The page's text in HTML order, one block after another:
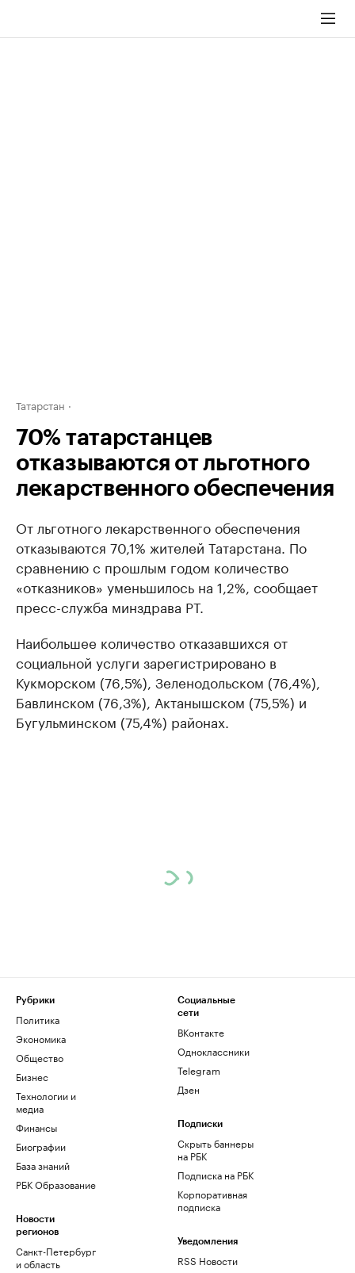
Татарстан
70% татарстанцев
отказываются от льготного
лекарственного обеспечения
От льготного лекарственного обеспечения
отказываются 70,1% жителей Татарстана. По
сравнению с прошлым годом количество
«отказников» уменьшилось на 1,2%, сообщает
пресс-служба минздрава РТ.
Наибольшее количество отказавшихся от
социальной услуги зарегистрировано в
Кукморском (76,5%), Зеленодольском (76,4%),
Бавлинском (76,3%), Актанышском (75,5%) и
Бугульминском (75,4%) районах.
Рубрики
Политика
Экономика
Общество
Бизнес
Технологии и
медиа
Финансы
Биографии
База знаний
РБК Образование
Новости
регионов
Санкт-Петербург
и область
Социальные
сети
ВКонтакте
Одноклассники
Telegram
Дзен
Подписки
Скрыть баннеры
на РБК
Подписка на РБК
Корпоративная
подписка
Уведомления
RSS Новости